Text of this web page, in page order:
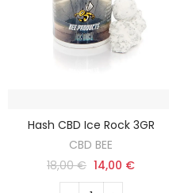
Hash CBD Ice Rock 3GR
CBD BEE
18,00 € 14,00 €